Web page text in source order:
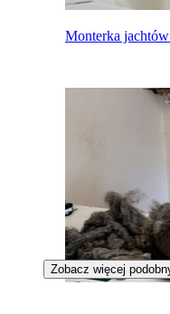
Monterka jachtów
Zobacz więcej